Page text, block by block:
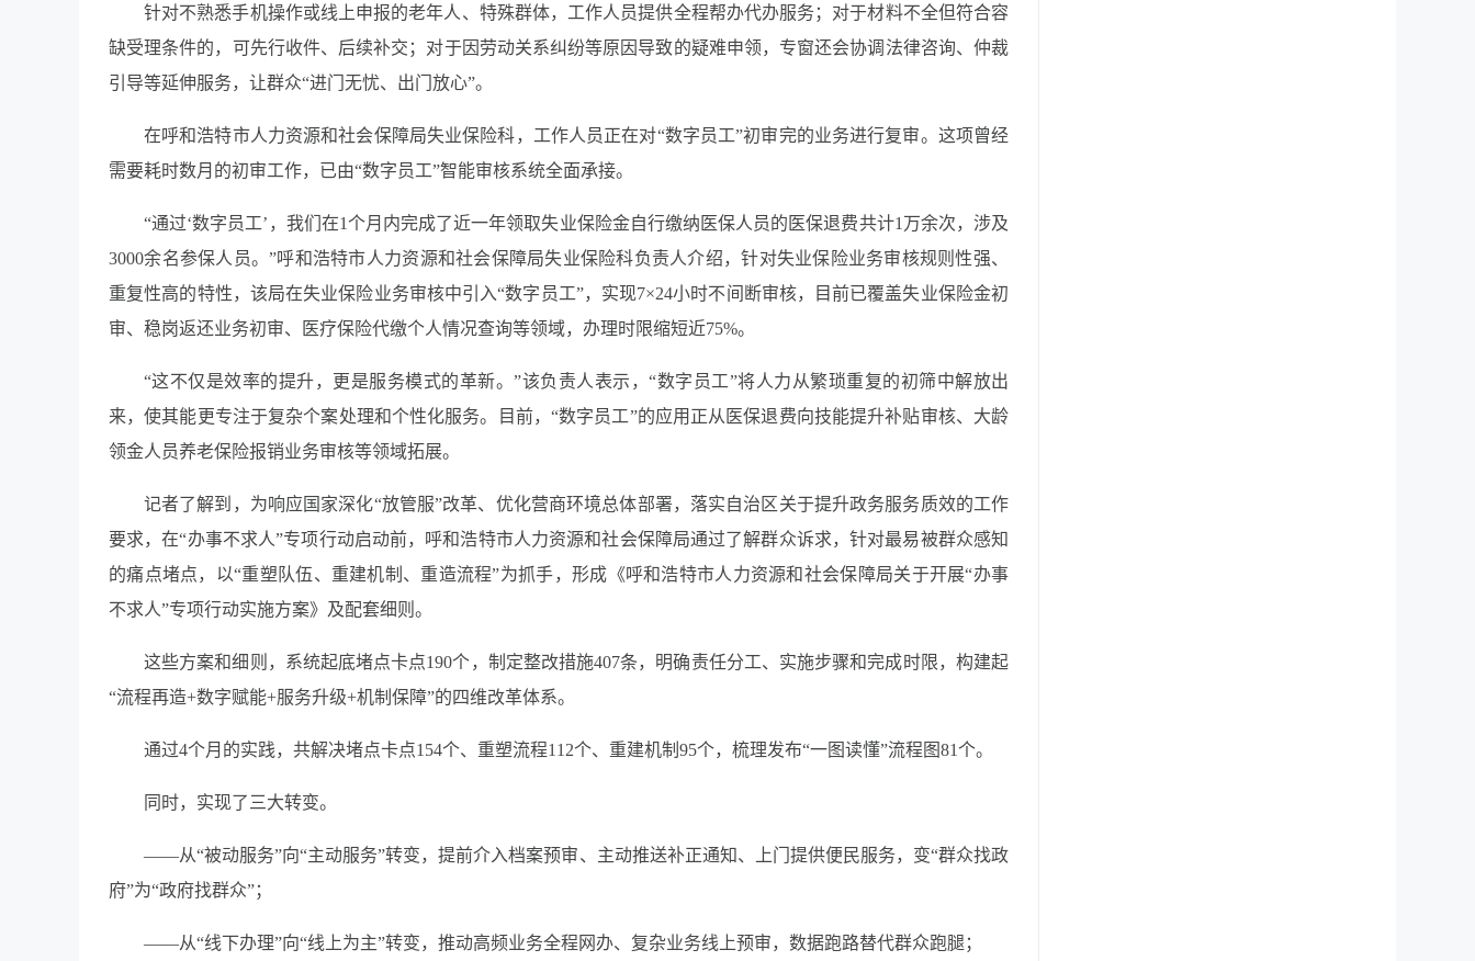
针对不熟悉手机操作或线上申报的老年人、特殊群体，工作人员提供全程帮办代办服务；对于材料不全但符合容
缺受理条件的，可先行收件、后续补交；对于因劳动关系纠纷等原因导致的疑难申领，专窗还会协调法律咨询、仲裁
引导等延伸服务，让群众“进门无忧、出门放心”。
在呼和浩特市人力资源和社会保障局失业保险科，工作人员正在对“数字员工”初审完的业务进行复审。这项曾经
需要耗时数月的初审工作，已由“数字员工”智能审核系统全面承接。
“通过‘数字员工’，我们在1个月内完成了近一年领取失业保险金自行缴纳医保人员的医保退费共计1万余次，涉及
3000余名参保人员。”呼和浩特市人力资源和社会保障局失业保险科负责人介绍，针对失业保险业务审核规则性强、
重复性高的特性，该局在失业保险业务审核中引入“数字员工”，实现7×24小时不间断审核，目前已覆盖失业保险金初
审、稳岗返还业务初审、医疗保险代缴个人情况查询等领域，办理时限缩短近75%。
“这不仅是效率的提升，更是服务模式的革新。”该负责人表示，“数字员工”将人力从繁琐重复的初筛中解放出
来，使其能更专注于复杂个案处理和个性化服务。目前，“数字员工”的应用正从医保退费向技能提升补贴审核、大龄
领金人员养老保险报销业务审核等领域拓展。
记者了解到，为响应国家深化“放管服”改革、优化营商环境总体部署，落实自治区关于提升政务服务质效的工作
要求，在“办事不求人”专项行动启动前，呼和浩特市人力资源和社会保障局通过了解群众诉求，针对最易被群众感知
的痛点堵点，以“重塑队伍、重建机制、重造流程”为抓手，形成《呼和浩特市人力资源和社会保障局关于开展“办事
不求人”专项行动实施方案》及配套细则。
这些方案和细则，系统起底堵点卡点190个，制定整改措施407条，明确责任分工、实施步骤和完成时限，构建起
“流程再造+数字赋能+服务升级+机制保障”的四维改革体系。
通过4个月的实践，共解决堵点卡点154个、重塑流程112个、重建机制95个，梳理发布“一图读懂”流程图81个。
同时，实现了三大转变。
——从“被动服务”向“主动服务”转变，提前介入档案预审、主动推送补正通知、上门提供便民服务，变“群众找政
府”为“政府找群众”；
——从“线下办理”向“线上为主”转变，推动高频业务全程网办、复杂业务线上预审，数据跑路替代群众跑腿；